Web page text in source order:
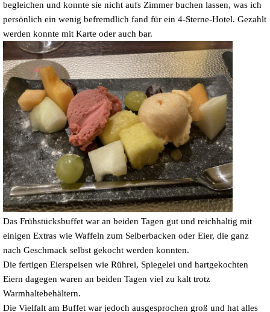
begleichen und konnte sie nicht aufs Zimmer buchen lassen, was ich
persönlich ein wenig befremdlich fand für ein 4-Sterne-Hotel. Gezahlt
werden konnte mit Karte oder auch bar.
Das Frühstücksbuffet war an beiden Tagen gut und reichhaltig mit
einigen Extras wie Waffeln zum Selberbacken oder Eier, die ganz
nach Geschmack selbst gekocht werden konnten.
Die fertigen Eierspeisen wie Rührei, Spiegelei und hartgekochten
Eiern dagegen waren an beiden Tagen viel zu kalt trotz
Warmhaltebehältern.
Die Vielfalt am Buffet war jedoch ausgesprochen groß und hat alles